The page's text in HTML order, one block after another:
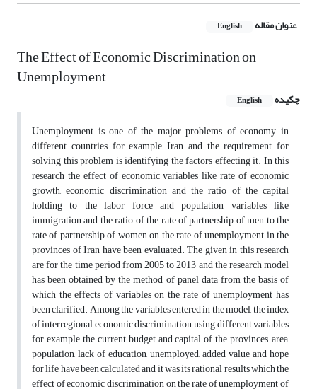
عنوان مقاله English
The Effect of Economic Discrimination on
Unemployment
چکیده English
Unemployment is one of the major problems of economy in
different countries for example Iran and the requirement for
solving this problem is identifying the factors effecting it. In this
research the effect of economic variables like rate of economic
growth, economic discrimination and the ratio of the capital
holding to the labor force and population variables like
immigration and the ratio of the rate of partnership of men to the
rate of partnership of women on the rate of unemployment in the
provinces of Iran have been evaluated. The given in this research
are for the time period from 2005 to 2013 and the research model
has been obtained by the method of panel data from the basis of
which the effects of variables on the rate of unemployment has
been clarified. Among the variables entered in the model, the index
of interregional economic discrimination, using different variables
for example the current budget and capital of the provinces, area,
population, lack of education, unemployed, added value and hope
for life have been calculated and it was its rational results which the
effect of economic discrimination on the rate of unemployment of